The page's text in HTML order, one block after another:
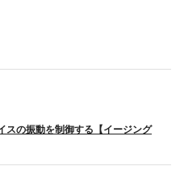
スの振動を制御する【イージング